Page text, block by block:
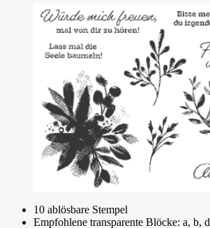
10 ablösbare Stempel
Empfohlene transparente Blöcke: a, b, d